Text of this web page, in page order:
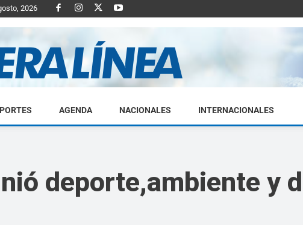
2026
Diario
AGENDA NACIONALES INTERNACIONALES
deporte,ambiente y